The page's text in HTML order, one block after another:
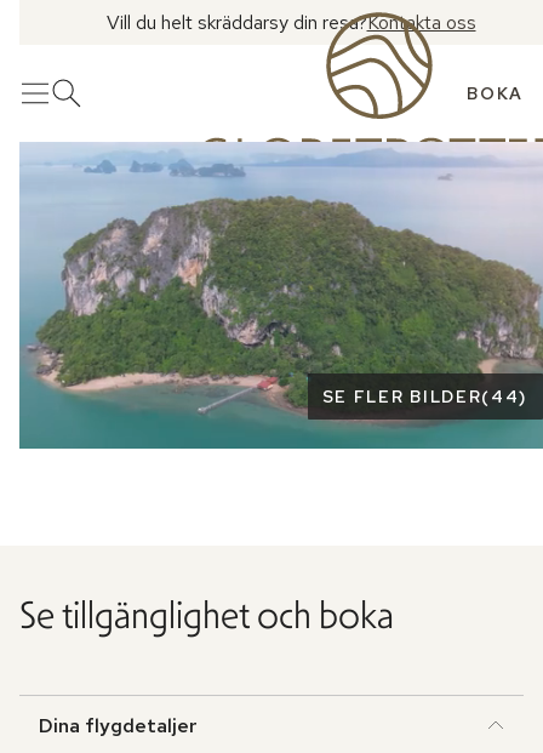
Vill du helt skräddarsy din resa?Kontakta oss
MenyÖppna sök BOKA
Se fler bilder
SE FLER BILDER(44)
Se tillgänglighet och boka
Dina flygdetaljer